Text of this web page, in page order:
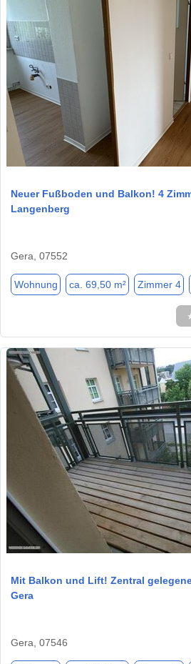
Neuer Fußboden und Balkon! 4
Langenberg
Gera, 07552
Wohnung ca. 69,50 m² Zimmer 4
Mit Balkon und Lift! Zentral
Gera
Gera, 07546